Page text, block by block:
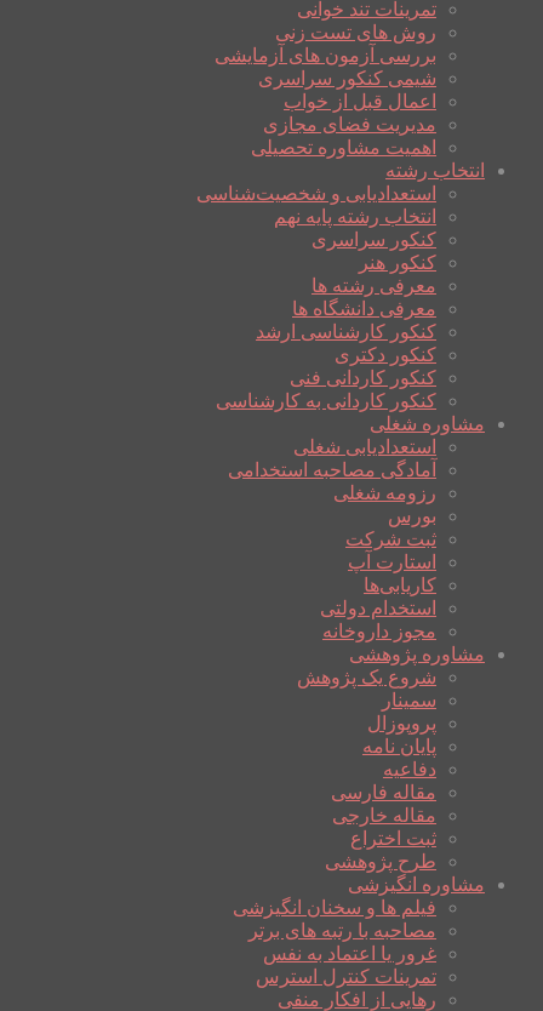
تمرینات تند خوانی
روش های تست زنی
بررسی آزمون های آزمایشی
شیمی کنکور سراسری
اعمال قبل از خواب
مدیریت فضای مجازی
اهمیت مشاوره تحصیلی
انتخاب رشته
استعدادیابی و شخصیت‌شناسی
انتخاب رشته پایه نهم
کنکور سراسری
کنکور هنر
معرفی رشته ها
معرفی دانشگاه ها
کنکور کارشناسی ارشد
کنکور دکتری
کنکور کاردانی فنی
کنکور کاردانی به کارشناسی
مشاوره شغلی
استعدادیابی شغلی
آمادگی مصاحبه استخدامی
رزومه شغلی
بورس
ثبت شرکت
استارت آپ
کاریابی‌ها
استخدام دولتی
مجوز داروخانه
مشاوره پژوهشی
شروع یک پژوهش
سمینار
پروپوزال
پایان نامه
دفاعیه
مقاله فارسی
مقاله خارجی
ثبت اختراع
طرح پژوهشی
مشاوره انگیزشی
فیلم ها و سخنان انگیزشی
مصاحبه با رتبه های برتر
غرور یا اعتماد به نفس
تمرینات کنترل استرس
رهایی از افکار منفی